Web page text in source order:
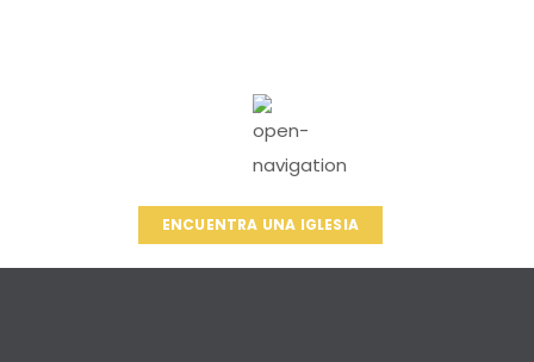
ENCUENTRA UNA IGLESIA